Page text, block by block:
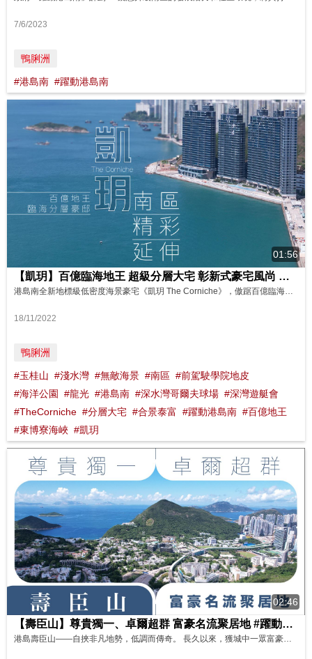
7/6/2023
鴨脷洲
#港島南 #躍動港島南
01:56
【凱玥】百億臨海地王 超級分層大宅 彰新式豪宅風尚 影片來源 : FINANCE 730
18/11/2022
鴨脷洲
#玉桂山 #淺水灣 #無敵海景 #南區 #前駕駛學院地皮
#海洋公園 #龍光 #港島南 #深水灣哥爾夫球場 #深灣遊艇會
#TheCorniche #分層大宅 #合景泰富 #躍動港島南 #百億地王
#東博寮海峽 #凱玥
02:46
【壽臣山】尊貴獨一、卓爾超群 富豪名流聚居地 #躍動港島南
港島壽臣山——自挾非凡地勢，低調而傳奇。 長久以來，獲城中一眾富豪巨擘、士紳名流聚居的顯貴傳承， 從未撼動，足證眼界超群。 看準機會，擇地為鄰—— 即便今天新晉，明日永鑄經典。